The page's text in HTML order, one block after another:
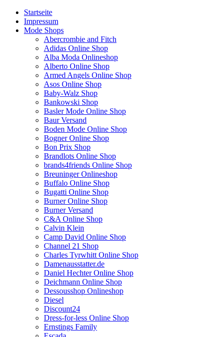
Startseite
Impressum
Mode Shops
Abercrombie and Fitch
Adidas Online Shop
Alba Moda Onlineshop
Alberto Online Shop
Armed Angels Online Shop
Asos Online Shop
Baby-Walz Shop
Bankowski Shop
Basler Mode Online Shop
Baur Versand
Boden Mode Online Shop
Bogner Online Shop
Bon Prix Shop
Brandlots Online Shop
brands4friends Online Shop
Breuninger Onlineshop
Buffalo Online Shop
Bugatti Online Shop
Burner Online Shop
Burner Versand
C&A Online Shop
Calvin Klein
Camp David Online Shop
Channel 21 Shop
Charles Tyrwhitt Online Shop
Damenausstatter.de
Daniel Hechter Online Shop
Deichmann Online Shop
Dessousshop Onlineshop
Diesel
Discount24
Dress-for-less Online Shop
Ernstings Family